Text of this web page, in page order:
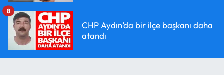
CHP Aydın’da bir ilçe başkanı daha
atandı
8